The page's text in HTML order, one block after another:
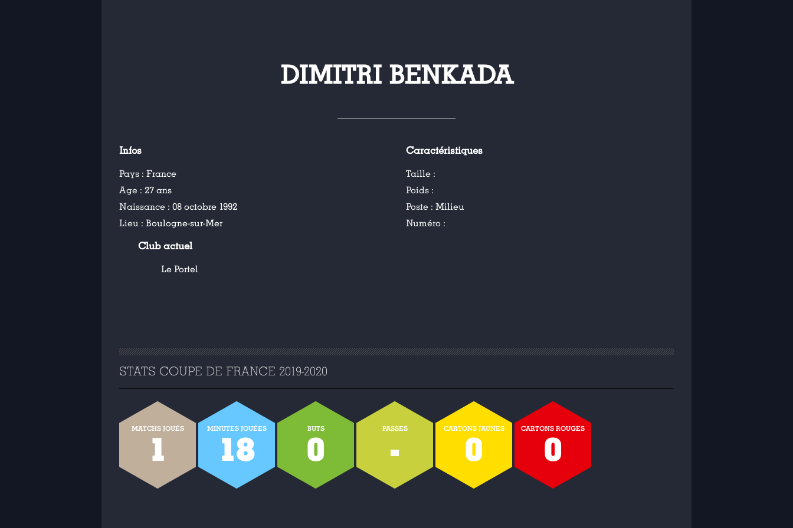
DIMITRI BENKADA
Infos
Pays : France
Age : 27 ans
Naissance : 08 octobre 1992
Lieu : Boulogne-sur-Mer
Caractéristiques
Taille :
Poids :
Poste :Milieu
Numéro :
Club actuel
Le Portel
STATS COUPE DE FRANCE 2019-2020
MATCHS JOUÉS
1
MINUTES JOUÉES
18
BUTS
0
PASSES
-
CARTONS JAUNES
0
CARTONS ROUGES
0